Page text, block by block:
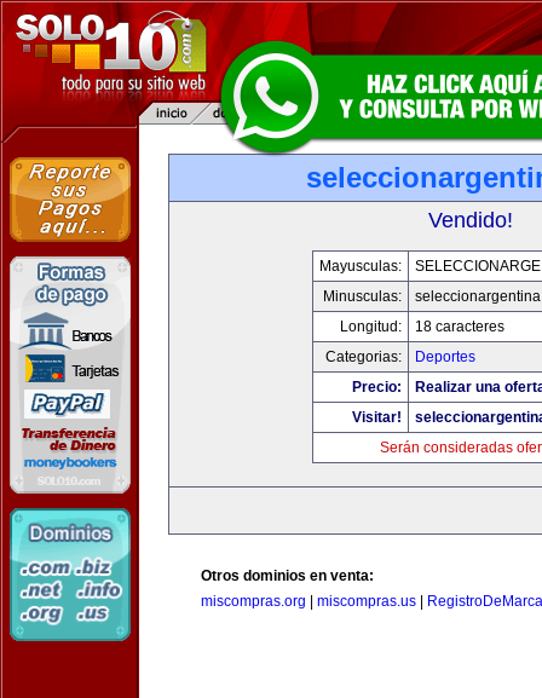
Vendido!
Mayusculas:
Minusculas:
Longitud:
18 caracteres
Categorias:
Deportes
Precio:
Realizar una
Visitar!
Serán consideradas
Otros dominios en venta:
miscompras.org
miscompras.us